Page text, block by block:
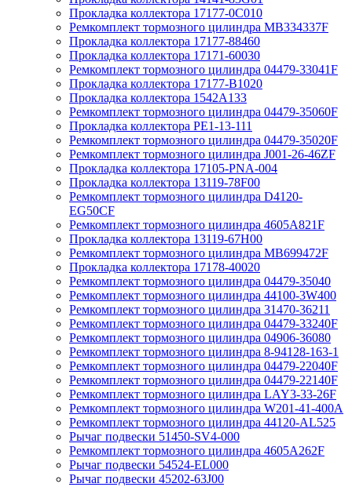
Прокладка коллектора 17177-0C010
Ремкомплект тормозного цилиндра MB334337F
Прокладка коллектора 17177-88460
Прокладка коллектора 17171-60030
Ремкомплект тормозного цилиндра 04479-33041F
Прокладка коллектора 17177-B1020
Прокладка коллектора 1542A133
Ремкомплект тормозного цилиндра 04479-35060F
Прокладка коллектора PE1-13-111
Ремкомплект тормозного цилиндра 04479-35020F
Ремкомплект тормозного цилиндра J001-26-46ZF
Прокладка коллектора 17105-PNA-004
Прокладка коллектора 13119-78F00
Ремкомплект тормозного цилиндра D4120-
EG50CF
Ремкомплект тормозного цилиндра 4605A821F
Прокладка коллектора 13119-67H00
Ремкомплект тормозного цилиндра MB699472F
Прокладка коллектора 17178-40020
Ремкомплект тормозного цилиндра 04479-35040
Ремкомплект тормозного цилиндра 44100-3W400
Ремкомплект тормозного цилиндра 31470-36211
Ремкомплект тормозного цилиндра 04479-33240F
Ремкомплект тормозного цилиндра 04906-36080
Ремкомплект тормозного цилиндра 8-94128-163-1
Ремкомплект тормозного цилиндра 04479-22040F
Ремкомплект тормозного цилиндра 04479-22140F
Ремкомплект тормозного цилиндра LAY3-33-26F
Ремкомплект тормозного цилиндра W201-41-400A
Ремкомплект тормозного цилиндра 44120-AL525
Рычаг подвески 51450-SV4-000
Ремкомплект тормозного цилиндра 4605A262F
Рычаг подвески 54524-EL000
Рычаг подвески 45202-63J00